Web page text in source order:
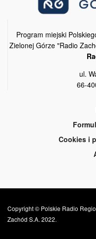
Program miejski
Zielonej Górze "Radio
ul.
66-
Cookies i
Copyright © Polskie Radio
Zachód S.A. 2022.